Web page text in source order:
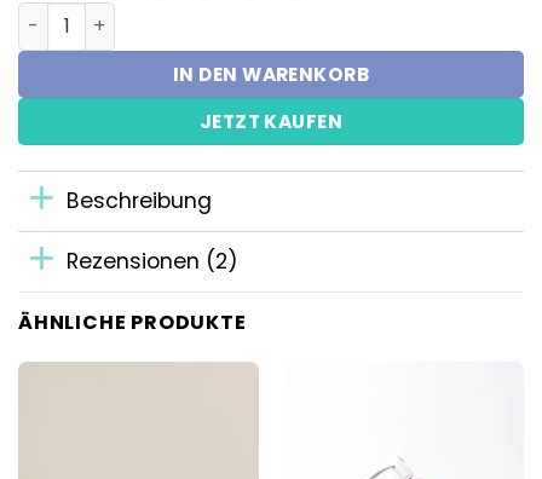
Medische klomp - Heren Marine Blauw Menge
IN DEN WARENKORB
JETZT KAUFEN
Beschreibung
Rezensionen (2)
ÄHNLICHE PRODUKTE